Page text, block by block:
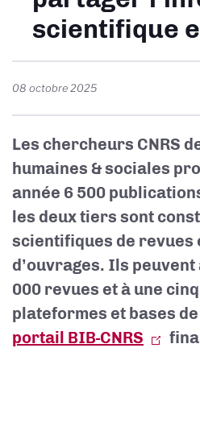
scientifique
08 octobre 2025
Les chercheurs CNRS
humaines & sociales
année 6 500
les deux tiers sont
scientifiques de revues
d’ouvrages. Ils
000 revues et à une
plateformes et bases
portail BIB-CNRS